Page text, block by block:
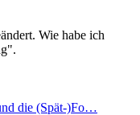
Wie habe ich
die (Spät-)Fo…